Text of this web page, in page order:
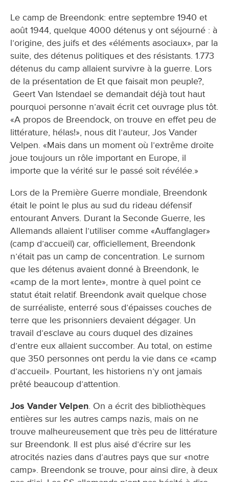
Le camp de Breendonk: entre septembre 1940 et
août 1944, quelque 4000 détenus y ont séjourné : à
l’origine, des juifs et des «éléments asociaux», par la
suite, des détenus politiques et des résistants. 1.773
détenus du camp allaient survivre à la guerre. Lors
de la présentation de Et que faisait mon peuple?,
Geert Van Istendael se demandait déjà tout haut
pourquoi personne n’avait écrit cet ouvrage plus tôt.
«A propos de Breendock, on trouve en effet peu de
littérature, hélas!», nous dit l’auteur, Jos Vander
Velpen. «Mais dans un moment où l’extrême droite
joue toujours un rôle important en Europe, il
importe que la vérité sur le passé soit révélée.»
Lors de la Première Guerre mondiale, Breendonk
était le point le plus au sud du rideau défensif
entourant Anvers. Durant la Seconde Guerre, les
Allemands allaient l’utiliser comme «Auffanglager»
(camp d’accueil) car, officiellement, Breendonk
n’était pas un camp de concentration. Le surnom
que les détenus avaient donné à Breendonk, le
«camp de la mort lente», montre à quel point ce
statut était relatif. Breendonk avait quelque chose
de surréaliste, enterré sous d’épaisses couches de
terre que les prisonniers devaient dégager. Un
travail d’esclave au cours duquel des dizaines
d’entre eux allaient succomber. Au total, on estime
que 350 personnes ont perdu la vie dans ce «camp
d’accueil». Pourtant, les historiens n’y ont jamais
prêté beaucoup d’attention.
Jos Vander Velpen. On a écrit des bibliothèques
entières sur les autres camps nazis, mais on ne
trouve malheureusement que très peu de littérature
sur Breendonk. Il est plus aisé d’écrire sur les
atrocités nazies dans d’autres pays que sur «notre
camp». Breendonk se trouve, pour ainsi dire, à deux